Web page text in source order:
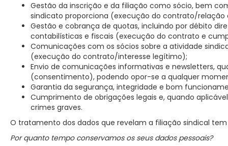
Gestão da inscrição e da filiação como sócio, bem
sindicato proporciona (execução do contrato/relação
Gestão e cobrança de quotas, incluindo por débito
contabilísticas e fiscais (execução do contrato e
Comunicações com os sócios sobre a atividade
(execução do contrato/interesse legítimo);
Envio de comunicações informativas e newsletters,
(consentimento), podendo opor-se a qualquer
Garantia da segurança, integridade e bom
Cumprimento de obrigações legais e, quando
crimes graves.
O tratamento dos dados que revelam a filiação sindical tem
Por quanto tempo conservamos os seus dados pessoais?